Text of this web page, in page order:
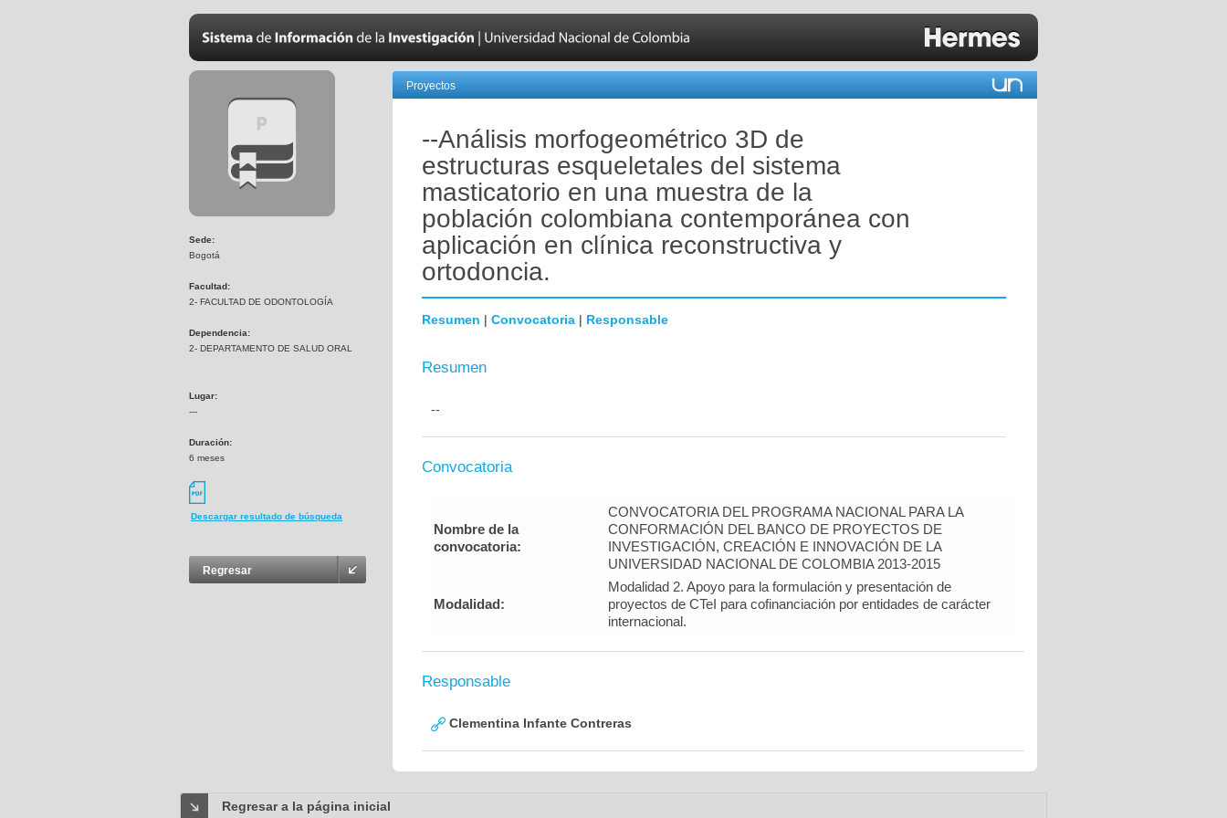
Sede:
Bogotá
Facultad:
2- FACULTAD DE ODONTOLOGÍA
Dependencia:
2- DEPARTAMENTO DE SALUD ORAL
Lugar:
---
Duración:
6 meses
Descargar resultado de búsqueda
Regresar
Proyectos
--Análisis morfogeométrico 3D de
estructuras esqueletales del sistema
masticatorio en una muestra de la
población colombiana contemporánea con
aplicación en clínica reconstructiva y
ortodoncia.
Resumen | Convocatoria | Responsable
Resumen
--
Convocatoria
Nombre de la
convocatoria:
CONVOCATORIA DEL PROGRAMA NACIONAL PARA LA
CONFORMACIÓN DEL BANCO DE PROYECTOS DE
INVESTIGACIÓN, CREACIÓN E INNOVACIÓN DE LA
UNIVERSIDAD NACIONAL DE COLOMBIA 2013-2015
Modalidad:
Modalidad 2. Apoyo para la formulación y presentación de
proyectos de CTeI para cofinanciación por entidades de carácter
internacional.
Responsable
Clementina Infante Contreras
Regresar a la página inicial